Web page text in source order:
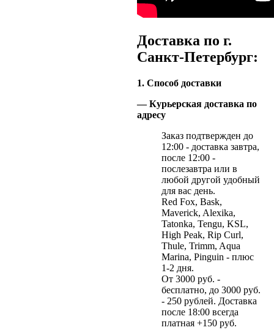
Доставка по г.
Санкт-Петербург:
1. Способ доставки
— Курьерская доставка по
адресу
Заказ подтвержден до
12:00 - доставка завтра,
после 12:00 -
послезавтра или в
любой другой удобный
для вас день.
Red Fox, Bask,
Maverick, Alexika,
Tatonka, Tengu, KSL,
High Peak, Rip Curl,
Thule, Trimm, Aqua
Marina, Pinguin - плюс
1-2 дня.
От 3000 руб. -
бесплатно, до 3000 руб.
- 250 рублей. Доставка
после 18:00 всегда
платная +150 руб.